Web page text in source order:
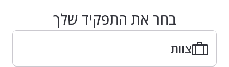
בחר את התפקיד שלך
צוות